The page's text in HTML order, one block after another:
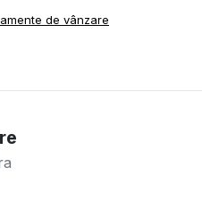
de vânzare